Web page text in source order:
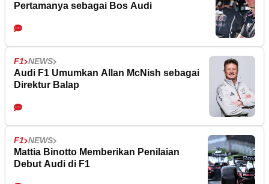
Pertamanya sebagai Bos Audi
F1 NEWS
Audi F1 Umumkan Allan McNish sebagai
Direktur Balap
F1 NEWS
Mattia Binotto Memberikan Penilaian
Debut Audi di F1